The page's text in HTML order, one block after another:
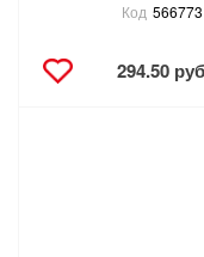
Код 566773
294.50 руб